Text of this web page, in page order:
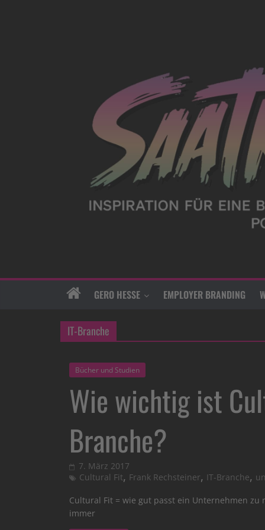
GERO HESSE EMPLOYER BRANDING
IT-Branche
Bücher und Studien
Wie wichtig ist
Branche?
7. März 2017
Cultural Fit, Frank Rechsteiner, IT-Branche,
Cultural Fit = wie gut passt ein Unternehmen
immer